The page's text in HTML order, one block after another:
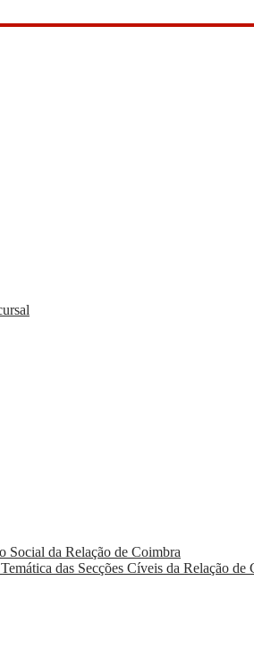
Social da Relação de Coimbra
das Secções Cíveis da Relação de